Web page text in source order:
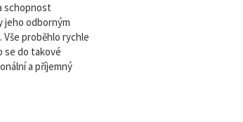
schopnost
jeho odborným
proběhlo rychle
se do takové
a příjemný